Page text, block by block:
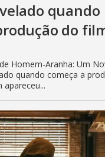
quando
do
Homem-Aranha: Um
quando começa a